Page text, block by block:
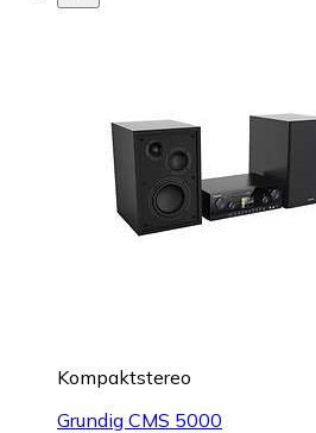
Kompaktstereo
Grundig CMS 5000